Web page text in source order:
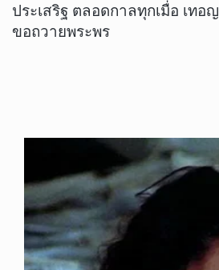
ประเสริฐ ตลอดกาลทุกเมื่อ เทอญ
ขอถวายพระพร